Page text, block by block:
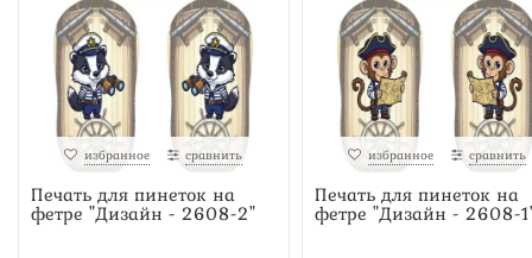
избранное сравнить
Печать для пинеток на
фетре "Дизайн - 2608-2"
избранное сравнить
Печать для пинеток на
фетре "Дизайн - 2608-